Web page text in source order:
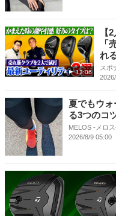
13:06
【
「
れ
スポ
夏でもウ
る3つのコ
MELOS -メロス
2026/8/9 05:00